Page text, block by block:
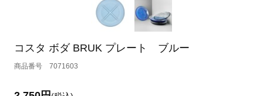
コスタ ボダ BRUK プレート ブルー
7071603